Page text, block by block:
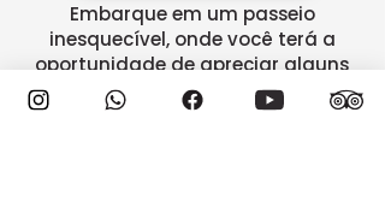
Embarque em um passeio
inesquecível, onde você terá a
oportunidade de apreciar alguns
dos melhores vinhos do Chile e
aprender sobre as técnicas de